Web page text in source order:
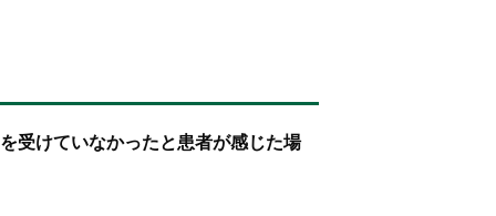
受けていなかったと患者が感じた場